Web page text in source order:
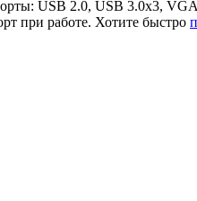
USB 2.0, USB 3.0x3,
при работе. Хотите быстро